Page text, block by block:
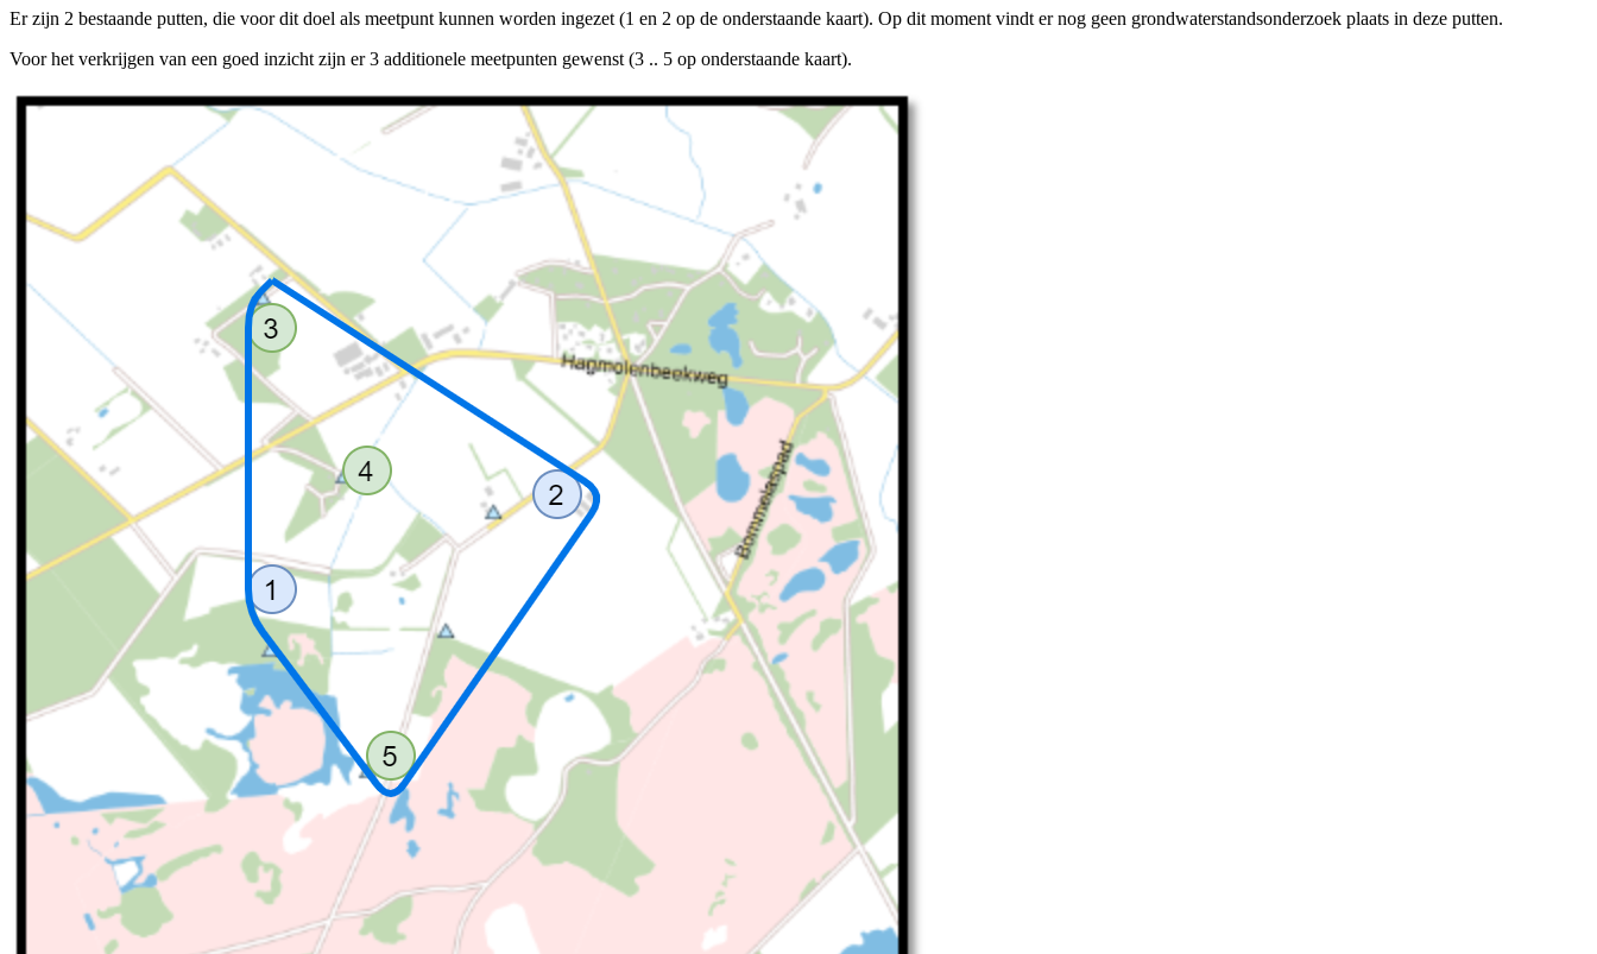
Er zijn 2 bestaande putten, die voor dit doel als meetpunt kunnen worden ingezet (1 en 2 op de onderstaande kaart). Op dit moment vindt er nog geen grondwaterstandsonderzoek plaats in deze putten.
Voor het verkrijgen van een goed inzicht zijn er 3 additionele meetpunten gewenst (3 .. 5 op onderstaande kaart).